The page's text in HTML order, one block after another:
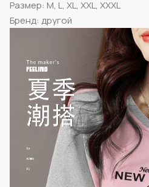
Размер: M, L, XL, XXL, XXXL
Бренд: другой